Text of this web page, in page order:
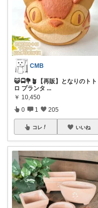
CMB
😺🚍️💐🪴【再販】となりのトト
ロ プランタ ...
￥ 10,450
0 1 205
コレ いいね